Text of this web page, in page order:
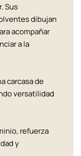
Sus
dibujan
acompañar
a la
carcasa de
versatilidad
refuerza
y